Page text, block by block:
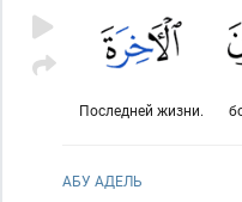
Последней жизни.
АБУ АДЕЛЬ